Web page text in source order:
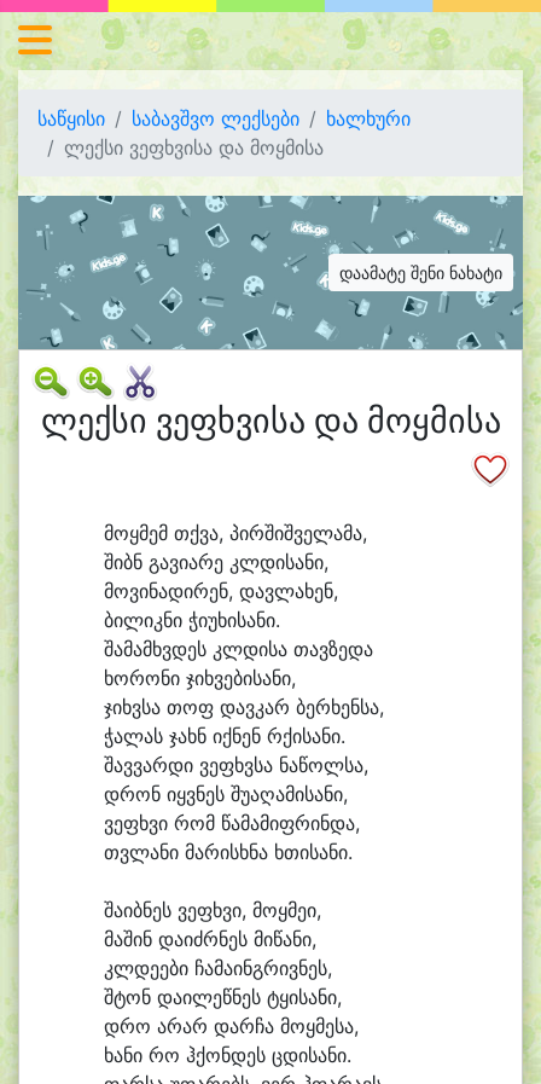
საწყისი საბავშვო ლექსები
ხალხური
ლექსი ვეფხვისა და მოყმისა
დაამატე შენი ნახატი
ლექსი ვეფხვისა და მოყმისა
მოყმემ თქვა, პირშიშველამა,
შიბნ გავიარე კლდისანი,
მოვინადირენ, დავლახენ,
ბილიკნი ჭიუხისანი.
შამამხვდეს კლდისა თავზედა
ხორონი ჯიხვებისანი,
ჯიხვსა თოფ დავკარ ბერხენსა,
ჭალას ჯახნ იქნენ რქისანი.
შავვარდი ვეფხვსა ნაწოლსა,
დრონ იყვნეს შუაღამისანი,
ვეფხვი რომ წამამიფრინდა,
თვლანი მარისხნა ხთისანი.
შაიბნეს ვეფხვი, მოყმეი,
მაშინ დაიძრნეს მიწანი,
კლდეები ჩამაინგრივნეს,
შტონ დაილეწნეს ტყისანი,
დრო არარ დარჩა მოყმესა,
ხანი რო ჰქონდეს ცდისანი.